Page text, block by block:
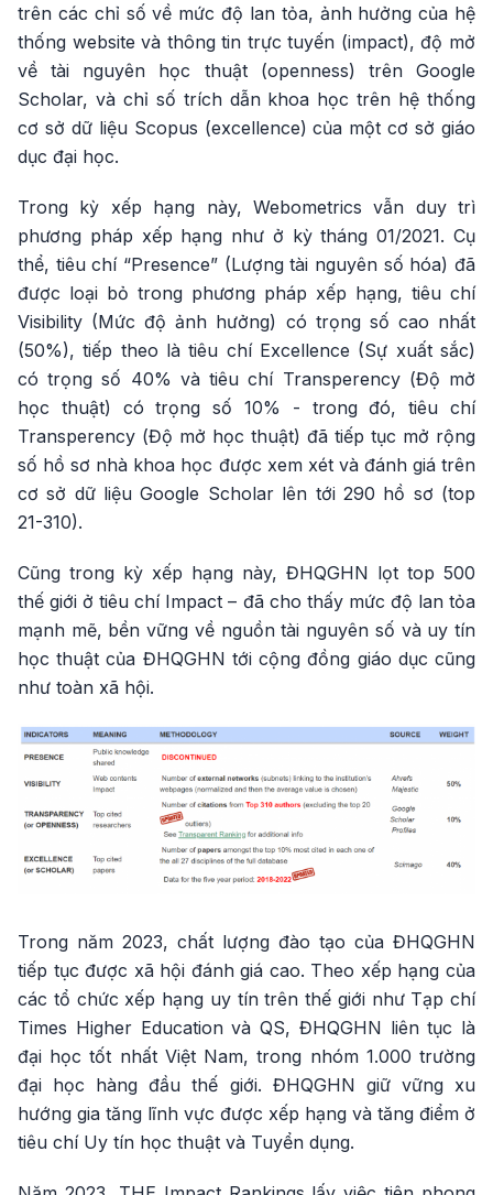
trên các chỉ số về mức độ lan tỏa, ảnh hưởng của hệ
thống website và thông tin trực tuyến (impact), độ mở
về tài nguyên học thuật (openness) trên Google
Scholar, và chỉ số trích dẫn khoa học trên hệ thống
cơ sở dữ liệu Scopus (excellence) của một cơ sở giáo
dục đại học.
Trong kỳ xếp hạng này, Webometrics vẫn duy trì
phương pháp xếp hạng như ở kỳ tháng 01/2021. Cụ
thể, tiêu chí “Presence” (Lượng tài nguyên số hóa) đã
được loại bỏ trong phương pháp xếp hạng, tiêu chí
Visibility (Mức độ ảnh hưởng) có trọng số cao nhất
(50%), tiếp theo là tiêu chí Excellence (Sự xuất sắc)
có trọng số 40% và tiêu chí Transperency (Độ mở
học thuật) có trọng số 10% - trong đó, tiêu chí
Transperency (Độ mở học thuật) đã tiếp tục mở rộng
số hồ sơ nhà khoa học được xem xét và đánh giá trên
cơ sở dữ liệu Google Scholar lên tới 290 hồ sơ (top
21-310).
Cũng trong kỳ xếp hạng này, ĐHQGHN lọt top 500
thế giới ở tiêu chí Impact – đã cho thấy mức độ lan tỏa
mạnh mẽ, bền vững về nguồn tài nguyên số và uy tín
học thuật của ĐHQGHN tới cộng đồng giáo dục cũng
như toàn xã hội.
Trong năm 2023, chất lượng đào tạo của ĐHQGHN
tiếp tục được xã hội đánh giá cao. Theo xếp hạng của
các tổ chức xếp hạng uy tín trên thế giới như Tạp chí
Times Higher Education và QS, ĐHQGHN liên tục là
đại học tốt nhất Việt Nam, trong nhóm 1.000 trường
đại học hàng đầu thế giới. ĐHQGHN giữ vững xu
hướng gia tăng lĩnh vực được xếp hạng và tăng điểm ở
tiêu chí Uy tín học thuật và Tuyển dụng.